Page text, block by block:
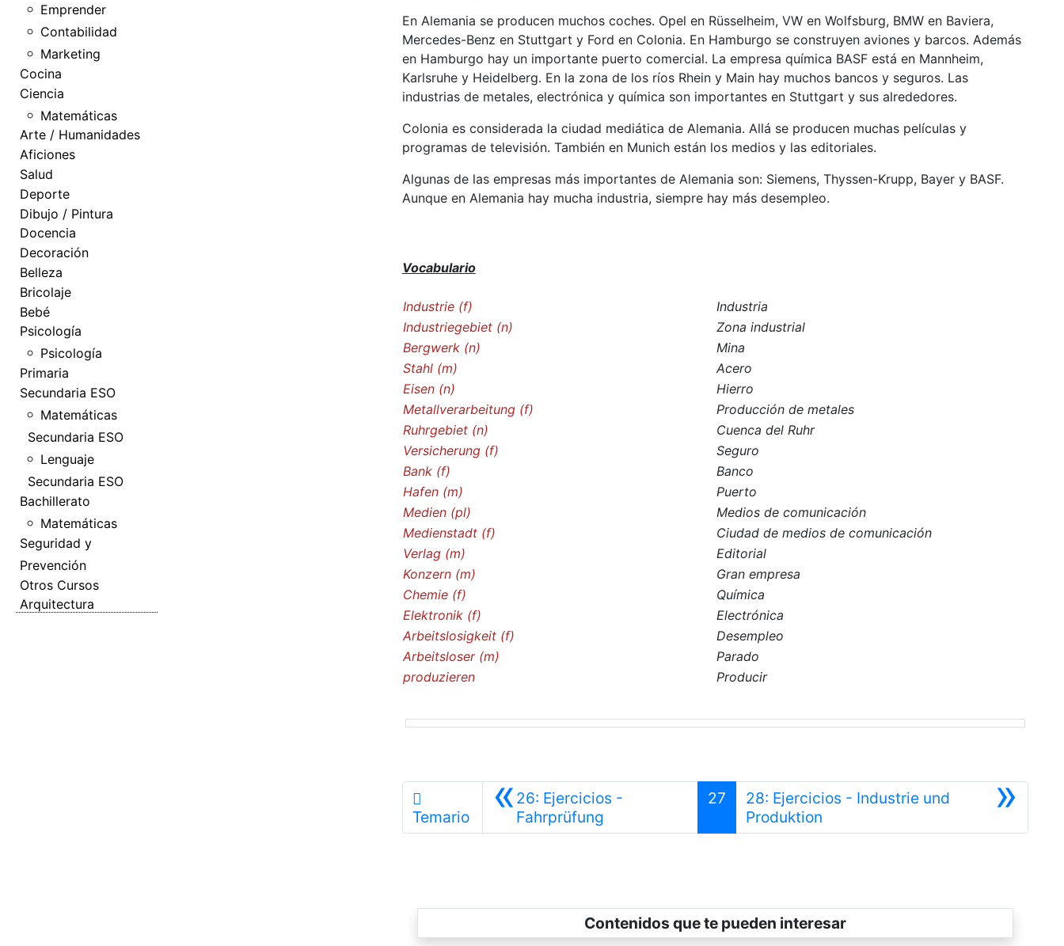
Emprender
Contabilidad
Marketing
Cocina
Ciencia
Matemáticas
Arte / Humanidades
Aficiones
Salud
Deporte
Dibujo / Pintura
Docencia
Decoración
Belleza
Bricolaje
Bebé
Psicología
Psicología
Primaria
Secundaria ESO
Matemáticas
Secundaria ESO
Lenguaje
Secundaria ESO
Bachillerato
Matemáticas
Seguridad y
Prevención
Otros Cursos
Arquitectura
En Alemania se producen muchos coches. Opel en Rüsselheim, VW en Wolfsburg, BMW en Baviera,
Mercedes-Benz en Stuttgart y Ford en Colonia. En Hamburgo se construyen aviones y barcos. Además
en Hamburgo hay un importante puerto comercial. La empresa química BASF está en Mannheim,
Karlsruhe y Heidelberg. En la zona de los ríos Rhein y Main hay muchos bancos y seguros. Las
industrias de metales, electrónica y química son importantes en Stuttgart y sus alrededores.
Colonia es considerada la ciudad mediática de Alemania. Allá se producen muchas películas y
programas de televisión. También en Munich están los medios y las editoriales.
Algunas de las empresas más importantes de Alemania son: Siemens, Thyssen-Krupp, Bayer y BASF.
Aunque en Alemania hay mucha industria, siempre hay más desempleo.
Vocabulario
Industrie (f)
Industria
Industriegebiet (n)
Zona industrial
Bergwerk (n)
Mina
Stahl (m)
Acero
Eisen (n)
Hierro
Metallverarbeitung (f)
Producción de metales
Ruhrgebiet (n)
Cuenca del Ruhr
Versicherung (f)
Seguro
Bank (f)
Banco
Hafen (m)
Puerto
Medien (pl)
Medios de comunicación
Medienstadt (f)
Ciudad de medios de comunicación
Verlag (m)
Editorial
Konzern (m)
Gran empresa
Chemie (f)
Química
Elektronik (f)
Electrónica
Arbeitslosigkeit (f)
Desempleo
Arbeitsloser (m)
Parado
produzieren
Producir
Temario «26: Ejercicios -
FahrprüfungAnterior
27 »
28: Ejercicios - Industrie und
Produktion
Contenidos que te pueden interesar